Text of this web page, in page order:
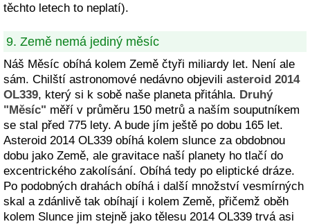
těchto letech to neplatí).
9. Země nemá jediný měsíc
Náš Měsíc obíhá kolem Země čtyři miliardy let. Není ale
sám. Chilští astronomové nedávno objevili asteroid 2014
OL339, který si k sobě naše planeta přitáhla. Druhý
"Měsíc" měří v průměru 150 metrů a naším souputníkem
se stal před 775 lety. A bude jím ještě po dobu 165 let.
Asteroid 2014 OL339 obíhá kolem slunce za obdobnou
dobu jako Země, ale gravitace naší planety ho tlačí do
excentrického zakolísání. Obíhá tedy po eliptické dráze.
Po podobných drahách obíhá i další množství vesmírných
skal a zdánlivě tak obíhají i kolem Země, přičemž oběh
kolem Slunce jim stejně jako tělesu 2014 OL339 trvá asi